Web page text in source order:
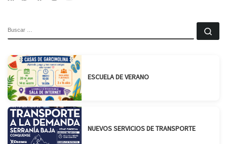
ESCUELA DE VERANO
NUEVOS SERVICIOS DE TRANSPORTE